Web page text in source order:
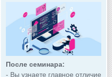
После семинара:
- Вы узнаете главное отличие